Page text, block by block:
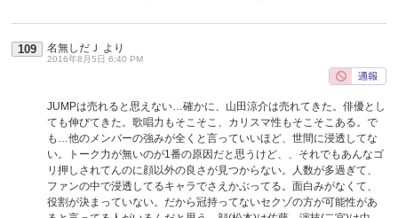
109 名無しだＪ より
2016年8月5日 6:40 PM
JUMPは売れると思えない…確かに、山田涼介は売れてきた。俳優とし
ても伸びてきた。歌唱力もそこそこ、カリスマ性もそこそこある。で
も…他のメンバーの強みが全くと言っていいほど、世間に浸透してな
い。トーク力が無いのが1番の原因だと思うけど、、それでもあんなゴ
リ押しされてんのに顔以外の良さが見つからない。人数が多過ぎて、
ファンの中で浸透してるキャラでさえかぶってる。面白みがなくて、
役割が決まっていない。だから冠持ってないセクゾの方が可能性があ